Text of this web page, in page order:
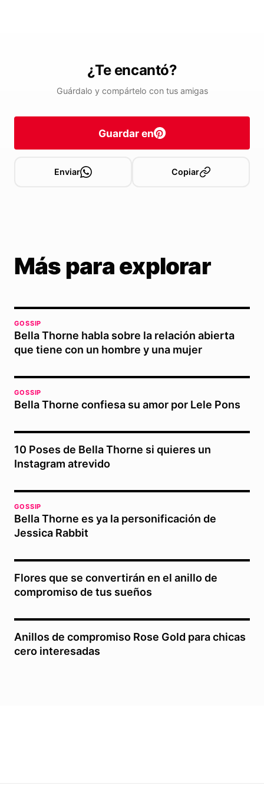
¿Te encantó?
Guárdalo y compártelo con tus amigas
Guardar en
Enviar Copiar
Más para explorar
GOSSIP
Bella Thorne habla sobre la relación abierta
que tiene con un hombre y una mujer
GOSSIP
Bella Thorne confiesa su amor por Lele Pons
10 Poses de Bella Thorne si quieres un
Instagram atrevido
GOSSIP
Bella Thorne es ya la personificación de
Jessica Rabbit
Flores que se convertirán en el anillo de
compromiso de tus sueños
Anillos de compromiso Rose Gold para chicas
cero interesadas